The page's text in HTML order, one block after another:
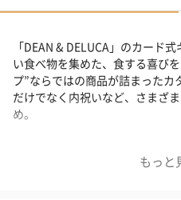
もっと
「DEAN & DELUCA」のカード
い食べ物を集めた、食する喜び
プ”ならではの商品が詰まった
だけでなく内祝いなど、さまざ
め。
食本来の美しさを贈るギフト